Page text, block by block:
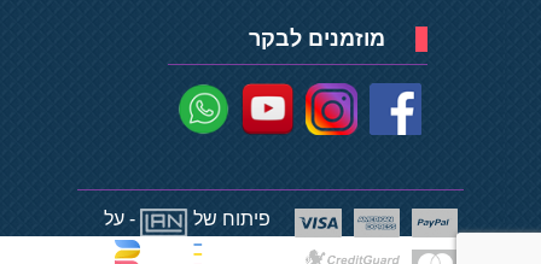
מוזמנים לבקר
פיתוח של
- על